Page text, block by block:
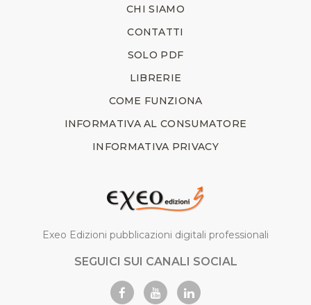
CHI SIAMO
CONTATTI
SOLO PDF
LIBRERIE
COME FUNZIONA
INFORMATIVA AL CONSUMATORE
INFORMATIVA PRIVACY
Exeo Edizioni pubblicazioni digitali professionali
SEGUICI SUI CANALI SOCIAL